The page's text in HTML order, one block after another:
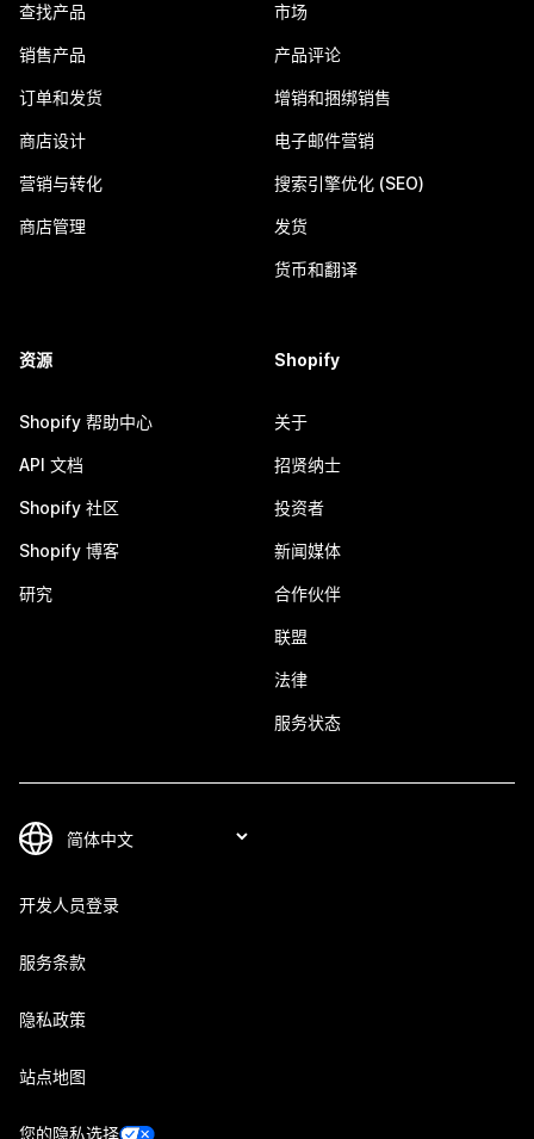
查找产品
销售产品
订单和发货
商店设计
营销与转化
商店管理
市场
产品评论
增销和捆绑销售
电子邮件营销
搜索引擎优化 (SEO)
发货
货币和翻译
资源
Shopify 帮助中心
API 文档
Shopify 社区
Shopify 博客
研究
Shopify
关于
招贤纳士
投资者
新闻媒体
合作伙伴
联盟
法律
服务状态
开发人员登录
服务条款
隐私政策
站点地图
您的隐私选择